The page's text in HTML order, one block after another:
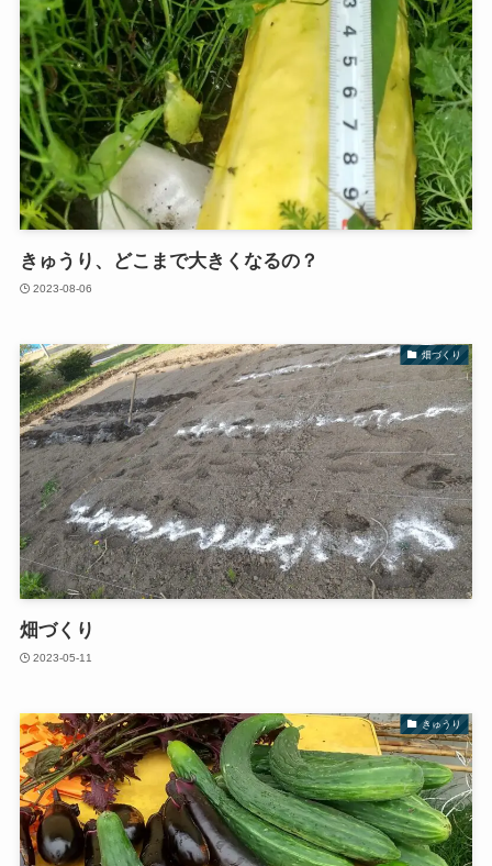
きゅうり、どこまで大きくなるの？
2023-08-06
畑づくり
畑づくり
2023-05-11
きゅうり